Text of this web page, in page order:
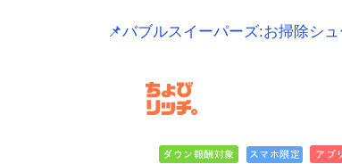
📌バブルスイーパーズ:お掃除シ